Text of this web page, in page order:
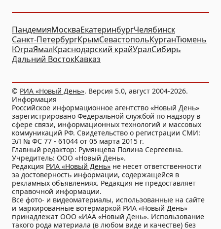
ПандемияМоскваЕкатеринбургЧелябинск
Санкт-ПетербургКрымСевастопольКурганТюмень
ЮграЯмалКраснодарский крайУралСибирь
Дальний ВостокКавказ
© РИА «Новый День». Версия 5.0, август 2004-2026.
Информация
Российское информационное агентство «Новый День»
зарегистрировано Федеральной службой по надзору в
сфере связи, информационных технологий и массовых
коммуникаций РФ. Свидетельство о регистрации СМИ:
ЭЛ № ФС 77 - 61044 от 05 марта 2015 г.
Главный редактор: Румянцева Полина Сергеевна.
Учредитель: ООО «Новый День».
Редакция РИА «Новый День» не несет ответственности
за достоверность информации, содержащейся в
рекламных объявлениях. Редакция не предоставляет
справочной информации.
Все фото- и видеоматериалы, использованные на сайте
и маркированные вотермаркой РИА «Новый День»
принадлежат ООО «ИАА «Новый День». Использование
такого рода материала (в любом виде и качестве) без